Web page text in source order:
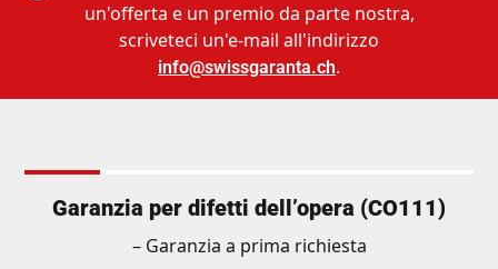
un'offerta e un premio da parte nostra,
scriveteci un'e-mail all'indirizzo
info@swissgaranta.ch.
Garanzia per difetti dell’opera (CO111)
– Garanzia a prima richiesta